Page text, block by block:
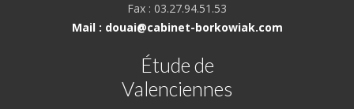
Fax : 03.27.94.51.53
Mail : douai@cabinet-borkowiak.com
Étude de
Valenciennes